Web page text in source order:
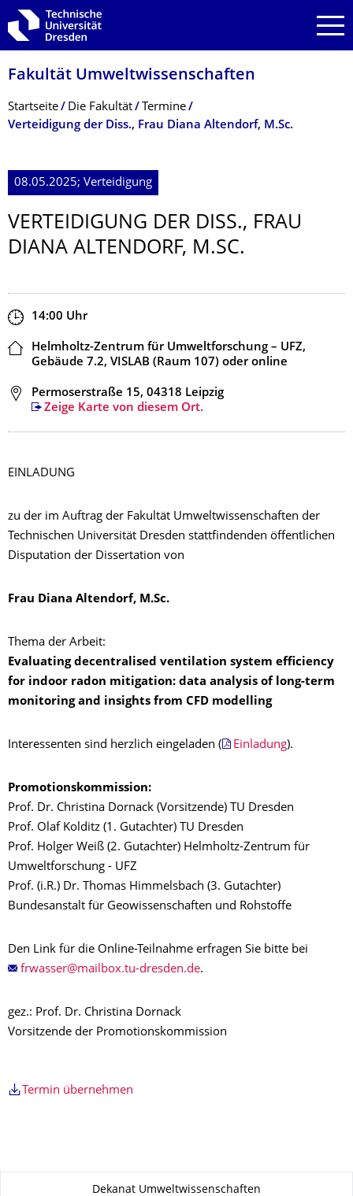
Zur Hauptnavigation springen
Zur Suche springen
Zum Inhalt springen
Fakultät Umweltwissenschaf­ten
Breadcrumb-Menü
Startseite Die Fakultät
Termine
Verteidigung der Diss., Frau Diana Altendorf, M.Sc.
08.05.2025; Verteidigung
VERTEIDIGUNG DER DISS., FRAU
DIANA ALTENDORF, M.SC.
Zeit
14:00 Uhr
Ort
Helmholtz-Zentrum für Umweltforschung – UFZ,
Gebäude 7.2, VISLAB (Raum 107) oder online
Adresse
Permoserstraße 15, 04318 Leipzig
Zeige Karte von diesem Ort.
EINLADUNG
zu der im Auftrag der Fakultät Umweltwissenschaften der
Technischen Universität Dresden stattfindenden öffentlichen
Disputation der Dissertation von
Frau Diana Altendorf, M.Sc.
Thema der Arbeit:
Evaluating decentralised ventilation system efficiency
for indoor radon mitigation: data analysis of long-term
monitoring and insights from CFD modelling
Interessenten sind herzlich eingeladen ( Einladung).
Promotionskommission:
Prof. Dr. Christina Dornack (Vorsitzende) TU Dresden
Prof. Olaf Kolditz (1. Gutachter) TU Dresden
Prof. Holger Weiß (2. Gutachter) Helmholtz-Zentrum für
Umweltforschung - UFZ
Prof. (i.R.) Dr. Thomas Himmelsbach (3. Gutachter)
Bundesanstalt für Geowissenschaften und Rohstoffe
Den Link für die Online-Teilnahme erfragen Sie bitte bei
.
gez.: Prof. Dr. Christina Dornack
Vorsitzende der Promotionskommission
Termin übernehmen
Zu dieser SeiteDekanat Umweltwissenschaften